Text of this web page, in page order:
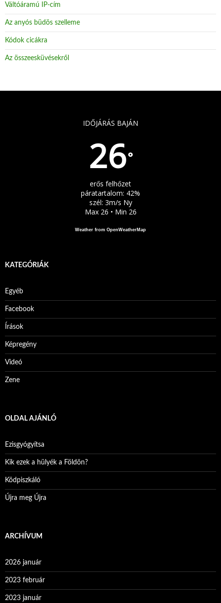
Váltóáramú IP-cím
Az anyós büdös szelleme
Kódok cicákra
Az összeesküvésekről
IDŐJÁRÁS BAJÁN
26°
erős felhőzet
páratartalom: 42%
szél: 3m/s Ny
Max 26 • Min 26
Weather from OpenWeatherMap
KATEGÓRIÁK
Egyéb
Facebook
Írások
Képregény
Videó
Zene
OLDAL AJÁNLÓ
Ezisgyógyítsa
Kik ezek a hülyék a Földön?
Ködpiszkáló
Újra meg Újra
ARCHÍVUM
2026 január
2023 február
2023 január